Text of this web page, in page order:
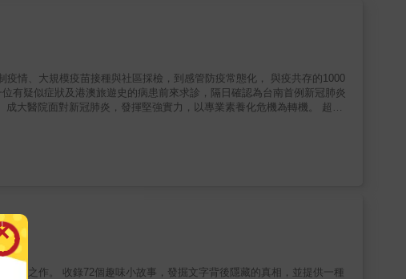
光義用「牽機藥」毒死的。這「牽機藥」不同一般，是由一種叫作「馬錢
牽機狀也」，意思是全身劇烈痙攣，讓頭跟腳互相靠到一塊兒，想必痛不
1809年發生了科魯尼亞戰役（Battle of Corunna），英國
。熱心的貝爾醫師以平民醫師的身份志願前往，為戰爭傷患開刀，在過程
槍傷後的破傷風」，將一位因為子彈傷口而造成破傷風的患者發病的模樣
強力收縮，無法放鬆，將整個上半身往後拉，雙腿肌肉同樣的全部劇烈收
互相靠近，整個人被拉成一張弓，這叫作「角弓反張」。這張畫終於讓我
麼模樣。 &
長￭林志勝 ￭日、夜總是不斷循環，雨過可能天晴，但必將會有下一場驟雨
來襲時的借鏡。因此，這不是「結尾語」，是「節尾語」。 & 本書章節
PART 3 風雨生信心 PART 4 兵馬未動，糧草先行 PART 5 醫護1000
情、大規模疫苗接種與社區採檢，到感管防疫常態化， 與疫共存的1000
有疑似症狀及港澳旅遊史的病患前來求診，隔日確認為台南首例新冠肺炎
大醫院面對新冠肺炎，發揮堅強實力，以專業素養化危機為轉機。 超前
的傾力投入、跨科部的通力合作，用「專業」｣和「科學」化危機為轉
長￭林志勝 ￭日、夜總是不斷循環，雨過可能天晴，但必將會有下一場驟雨
來襲時的借鏡。因此，這不是「結尾語」，是「節尾語」。 & 本書章節
PART 3 風雨生信心 PART 4 兵馬未動，糧草先行 PART 5 醫護1000
錦之作。 收錄72個趣味小故事，發掘文字背後隱藏的真相，並提供一種